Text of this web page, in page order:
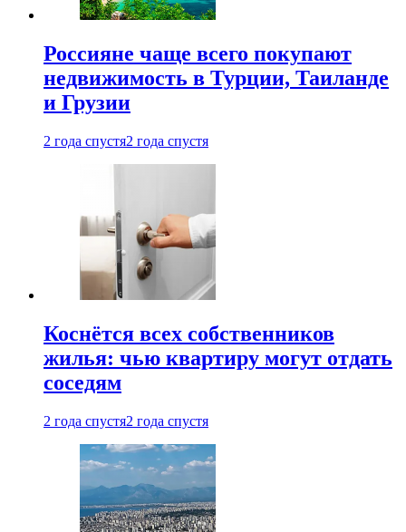
Россияне чаще всего покупают
недвижимость в Турции, Таиланде
и Грузии
2 года спустя2 года спустя
Коснётся всех собственников
жилья: чью квартиру могут отдать
соседям
2 года спустя2 года спустя